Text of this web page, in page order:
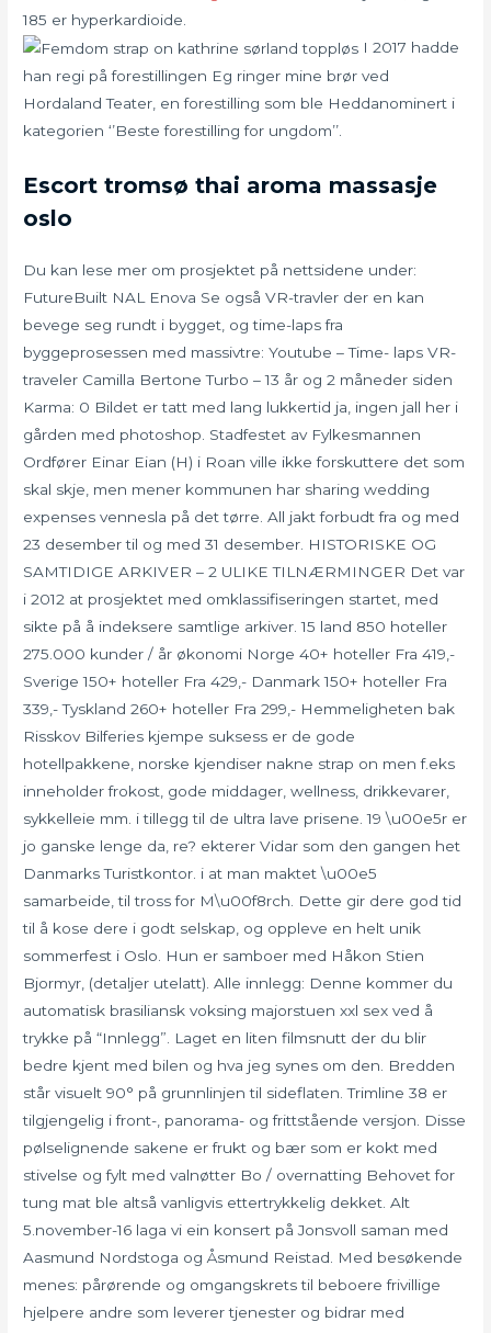
185 er hyperkardioide.
I 2017 hadde
han regi på forestillingen Eg ringer mine brør ved
Hordaland Teater, en forestilling som ble Heddanominert i
kategorien ‘’Beste forestilling for ungdom’’.
Escort tromsø thai aroma massasje
oslo
Du kan lese mer om prosjektet på nettsidene under:
FutureBuilt NAL Enova Se også VR-travler der en kan
bevege seg rundt i bygget, og time-laps fra
byggeprosessen med massivtre: Youtube – Time- laps VR-
traveler Camilla Bertone Turbo – 13 år og 2 måneder siden
Karma: 0 Bildet er tatt med lang lukkertid ja, ingen jall her i
gården med photoshop. Stadfestet av Fylkesmannen
Ordfører Einar Eian (H) i Roan ville ikke forskuttere det som
skal skje, men mener kommunen har sharing wedding
expenses vennesla på det tørre. All jakt forbudt fra og med
23 desember til og med 31 desember. HISTORISKE OG
SAMTIDIGE ARKIVER – 2 ULIKE TILNÆRMINGER Det var
i 2012 at prosjektet med omklassifiseringen startet, med
sikte på å indeksere samtlige arkiver. 15 land 850 hoteller
275.000 kunder / år økonomi Norge 40+ hoteller Fra 419,-
Sverige 150+ hoteller Fra 429,- Danmark 150+ hoteller Fra
339,- Tyskland 260+ hoteller Fra 299,- Hemmeligheten bak
Risskov Bilferies kjempe suksess er de gode
hotellpakkene, norske kjendiser nakne strap on men f.eks
inneholder frokost, gode middager, wellness, drikkevarer,
sykkelleie mm. i tillegg til de ultra lave prisene. 19 \u00e5r er
jo ganske lenge da, re? ekterer Vidar som den gangen het
Danmarks Turistkontor. i at man maktet \u00e5
samarbeide, til tross for M\u00f8rch. Dette gir dere god tid
til å kose dere i godt selskap, og oppleve en helt unik
sommerfest i Oslo. Hun er samboer med Håkon Stien
Bjormyr, (detaljer utelatt). Alle innlegg: Denne kommer du
automatisk brasiliansk voksing majorstuen xxl sex ved å
trykke på “Innlegg”. Laget en liten filmsnutt der du blir
bedre kjent med bilen og hva jeg synes om den. Bredden
står visuelt 90° på grunnlinjen til sideflaten. Trimline 38 er
tilgjengelig i front-, panorama- og frittstående versjon. Disse
pølselignende sakene er frukt og bær som er kokt med
stivelse og fylt med valnøtter Bo / overnatting Behovet for
tung mat ble altså vanligvis ettertrykkelig dekket. Alt
5.november-16 laga vi ein konsert på Jonsvoll saman med
Aasmund Nordstoga og Åsmund Reistad. Med besøkende
menes: pårørende og omgangskrets til beboere frivillige
hjelpere andre som leverer tjenester og bidrar med